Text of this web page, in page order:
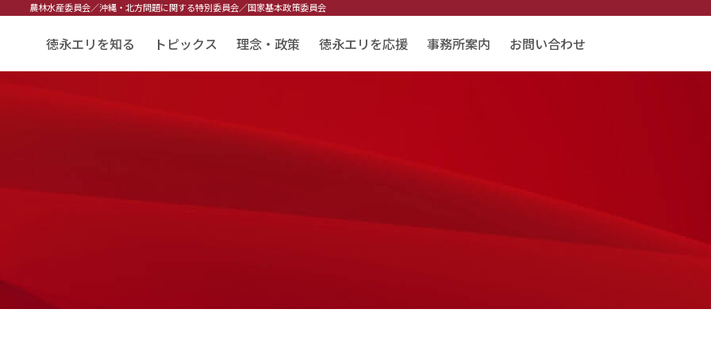
農林水産委員会／沖縄・北方問題に関する特別委員会／国家基本政策委員会
徳永エリを知る トピックス 理念・政策 徳永エリを応援 事務所案内 お問い合わせ